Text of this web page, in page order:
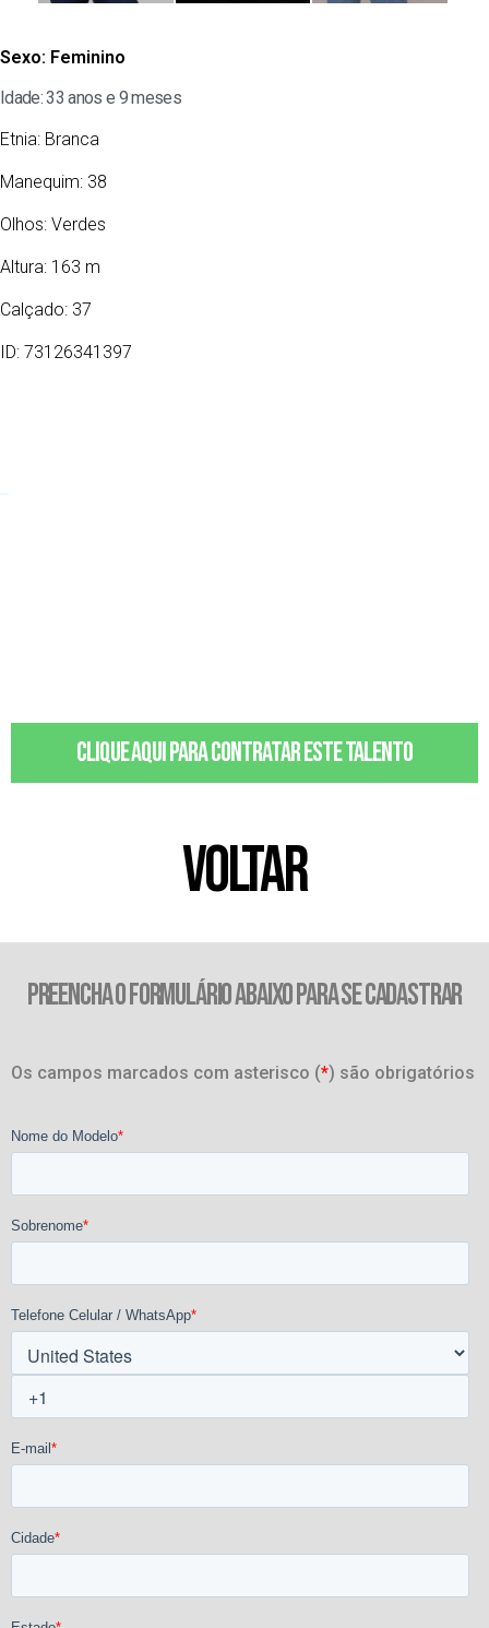
Sexo: Feminino
Idade: 33 anos e 9 meses
Etnia: Branca
Manequim: 38
Olhos: Verdes
Altura: 163 m
Calçado: 37
ID: 73126341397
Clique aqui para contratar este talento
VOLTAR
PREENCHA O FORMULÁRIO ABAIXO PARA SE CADASTRAR
Os campos marcados com asterisco (*) são obrigatórios